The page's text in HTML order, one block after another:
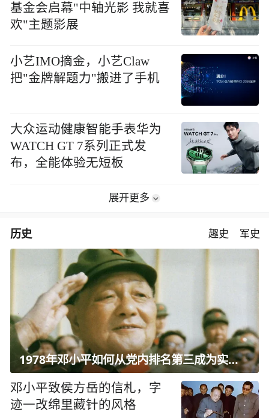
基金会启幕"中轴光影 我就喜
欢"主题影展
小艺IMO摘金，小艺Claw
把"金牌解题力"搬进了手机
大众运动健康智能手表华为
WATCH GT 7系列正式发
布，全能体验无短板
展开更多
历史 趣史 军史
1978年邓小平如何从党内排名第三成为实际核心？
邓小平致侯方岳的信札，字
迹一改绵里藏针的风格